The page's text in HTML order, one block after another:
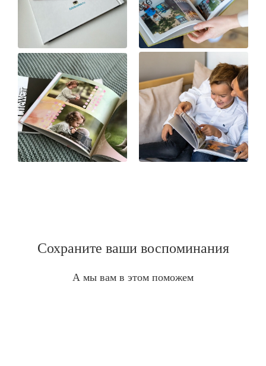
Сохраните ваши воспоминания
А мы вам в этом поможем